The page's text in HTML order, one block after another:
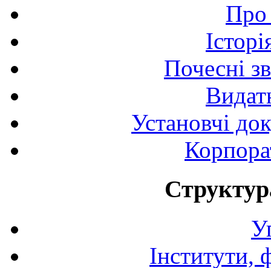
Про
Почесні
Установчі
Інститути,